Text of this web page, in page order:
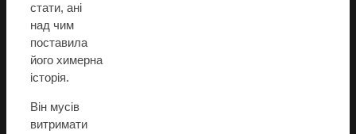
стати, ані
над чим
поставила
його химерна
історія.
Він мусів
витримати